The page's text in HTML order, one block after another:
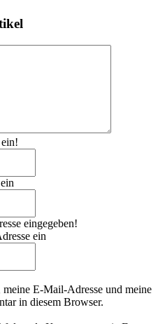
eingegeben!
ein
meine E-Mail-Adresse und meine
in diesem Browser.